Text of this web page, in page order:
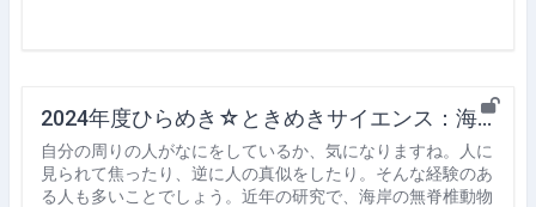
2024年度ひらめき☆ときめきサイエンス：海岸動物の行動生態学入門：ヤドカリや巻貝も「お隣の同性・異性」を気にしてる！？（担当：和田 哲）
自分の周りの人がなにをしているか、気になりますね。人に
見られて焦ったり、逆に人の真似をしたり。そんな経験のあ
る人も多いことでしょう。近年の研究で、海岸の無脊椎動物